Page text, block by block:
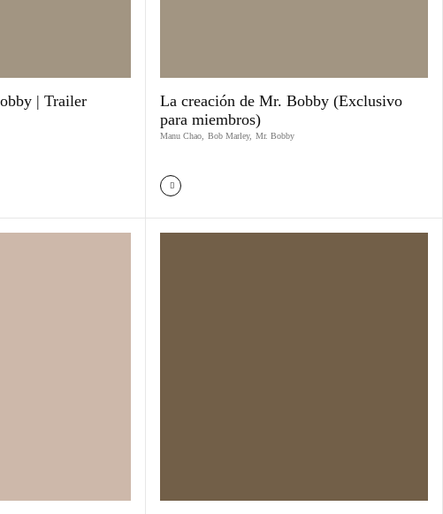
| Trailer
La creación de Mr. Bobby (Exclusivo
para miembros)
Manu Chao Bob Marley, Mr. Bobby